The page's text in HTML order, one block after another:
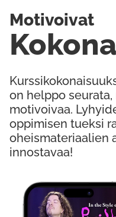
on helppo
motivoivaa.
oppimisen tueksi
oheismateriaalien
innostavaa!
Motivoivat